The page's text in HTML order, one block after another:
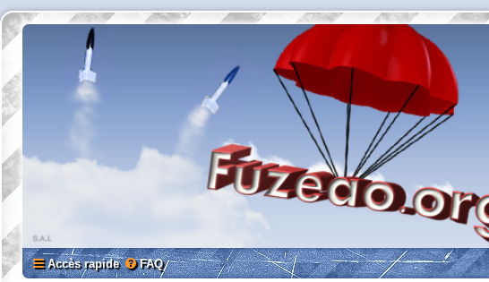
Accès rapide FAQ